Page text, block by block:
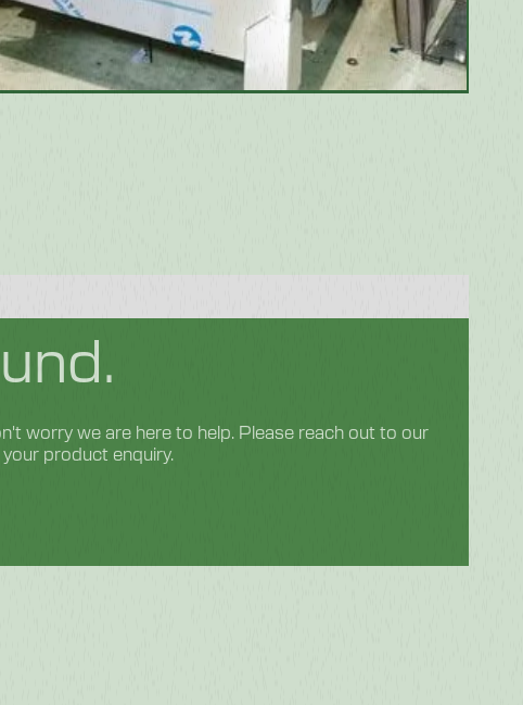
worry we are here to help. Please reach out to our
product enquiry.